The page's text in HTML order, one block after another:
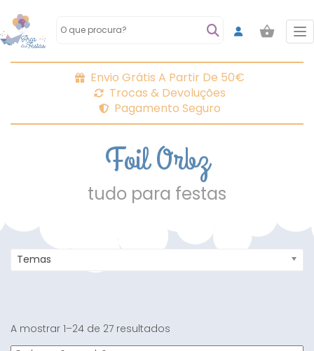
Envio Grátis A Partir De 50€
Trocas & Devoluções
Pagamento Seguro
Foil Orbz
tudo para festas
Temas
A mostrar 1–24 de 27 resultados